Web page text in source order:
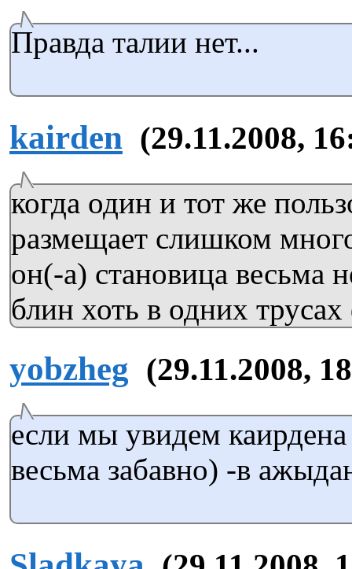
Правда талии нет...
kairden (29.11.2008,
когда один и тот же
размещает слишком
он(-а) становица весьма
блин хоть в одних
yobzheg (29.11.2008,
если мы увидем каирдена
весьма забавно) -в